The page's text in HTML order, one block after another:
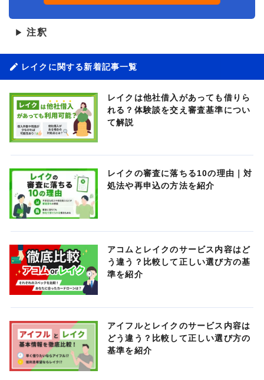
▶ 注釈
レイクに関する新着記事一覧
レイクは他社借入があっても借りら
れる？体験談を交え審査基準につい
て解説
レイクの審査に落ちる10の理由｜対
処法や再申込の方法を紹介
アコムとレイクのサービス内容はど
う違う？比較して正しい選び方の基
準を紹介
アイフルとレイクのサービス内容は
どう違う？比較して正しい選び方の
基準を紹介